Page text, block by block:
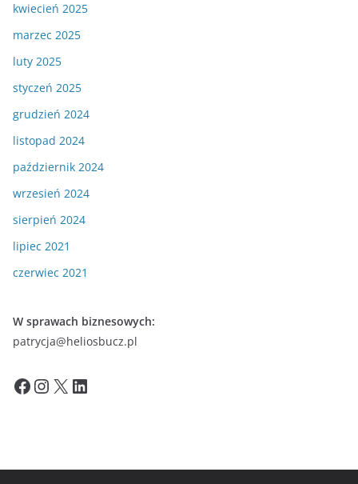
kwiecień 2025
marzec 2025
luty 2025
styczeń 2025
grudzień 2024
listopad 2024
październik 2024
wrzesień 2024
sierpień 2024
lipiec 2021
czerwiec 2021
W sprawach biznesowych:
patrycja@heliosbucz.pl
Facebook InstagramX LinkedIn